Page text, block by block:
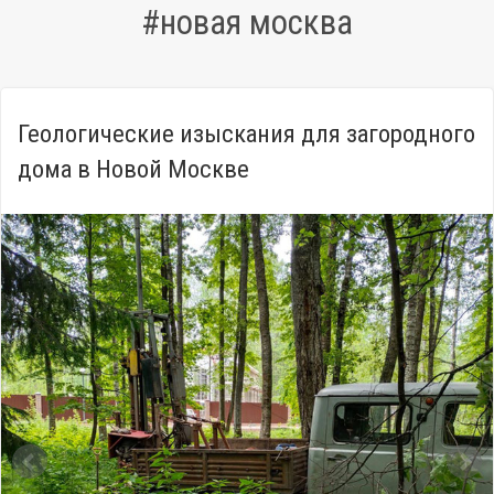
#новая москва
Геологические изыскания для загородного
дома в Новой Москве